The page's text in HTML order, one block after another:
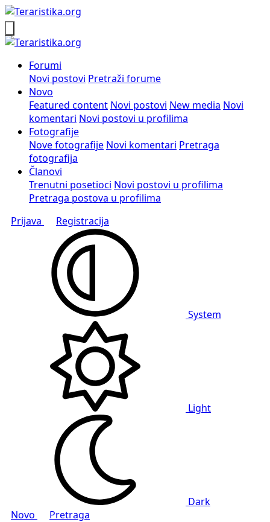
Forumi
Novi postovi Pretraži forume
Novo
Featured content Novi postovi New media Novi
komentari Novi postovi u profilima
Fotografije
Nove fotografije Novi komentari Pretraga
fotografija
Članovi
Trenutni posetioci Novi postovi u profilima
Pretraga postova u profilima
Prijava
Registracija
System
Light
Dark
Novo
Pretraga